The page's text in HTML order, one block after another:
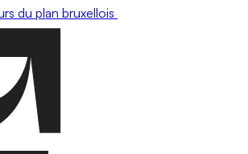
du plan bruxellois